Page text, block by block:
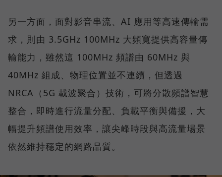
另一方面，面對影音串流、AI 應用等高速傳輸需
求，則由 3.5GHz 100MHz 大頻寬提供高容量傳
輸能力，雖然這 100MHz 頻譜由 60MHz 與
40MHz 組成、物理位置並不連續，但透過
NRCA（5G 載波聚合）技術，可將分散頻譜智慧
整合，即時進行流量分配、負載平衡與備援，大
幅提升頻譜使用效率，讓尖峰時段與高流量場景
依然維持穩定的網路品質。